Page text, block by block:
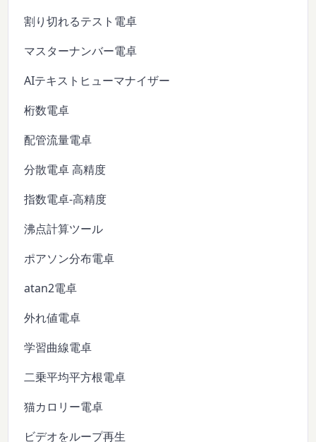
割り切れるテスト電卓
マスターナンバー電卓
AIテキストヒューマナイザー
桁数電卓
配管流量電卓
分散電卓 高精度
指数電卓-高精度
沸点計算ツール
ポアソン分布電卓
atan2電卓
外れ値電卓
学習曲線電卓
二乗平均平方根電卓
猫カロリー電卓
ビデオをループ再生